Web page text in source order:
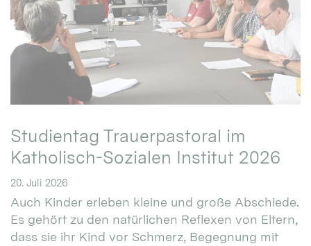
Studientag Trauerpastoral im
Katholisch-Sozialen Institut 2026
20. Juli 2026
Auch Kinder erleben kleine und große Abschiede.
Es gehört zu den natürlichen Reflexen von Eltern,
dass sie ihr Kind vor Schmerz, Begegnung mit